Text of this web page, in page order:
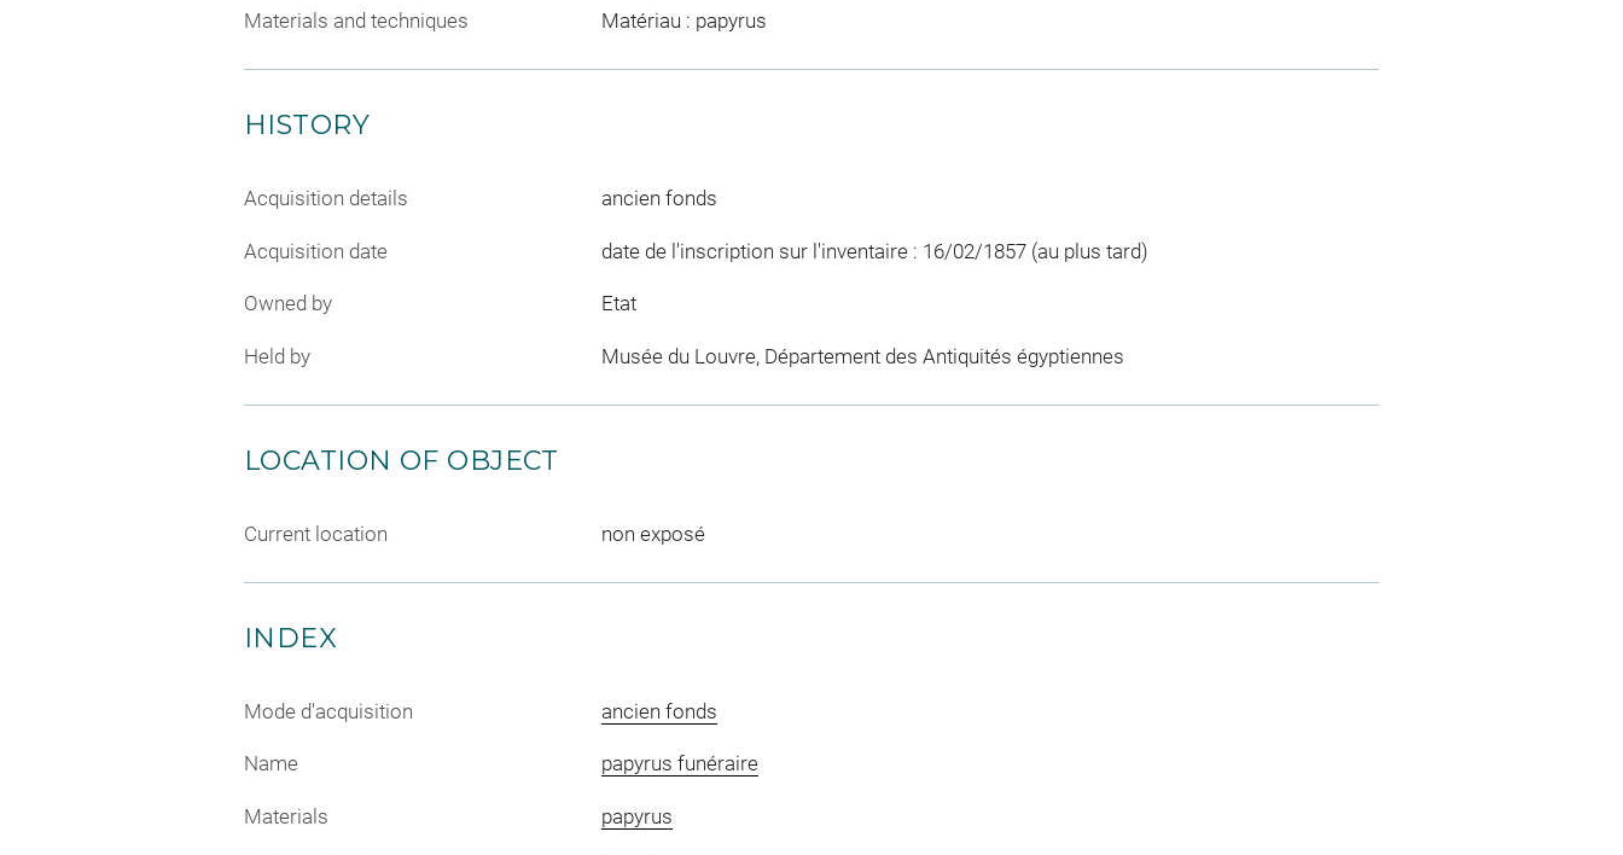
Materials and techniques Matériau : papyrus
HISTORY
Acquisition details ancien fonds
Acquisition date date de l'inscription sur l'inventaire : 16/02/1857 (au plus tard)
Owned by Etat
Held by Musée du Louvre, Département des Antiquités égyptiennes
LOCATION OF OBJECT
Current location non exposé
INDEX
Mode d'acquisition ancien fonds
Name papyrus funéraire
Materials papyrus